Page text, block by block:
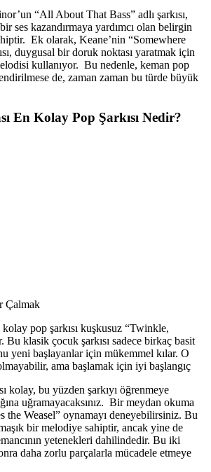
“All About That Bass” adlı şarkısı,
ses kazandırmaya yardımcı olan belirgin
Ek olarak, Keane’nin “Somewhere
duygusal bir doruk noktası yaratmak için
kullanıyor. Bu nedenle, keman pop
de, zaman zaman bu türde büyük
En Kolay Pop Şarkısı Nedir?
Çalmak
kolay pop şarkısı kuşkusuz “Twinkle,
Bu klasik çocuk şarkısı sadece birkaç basit
yeni başlayanlar için mükemmel kılar. O
ama başlamak için iyi başlangıç
kolay, bu yüzden şarkıyı öğrenmeye
uğramayacaksınız. Bir meydan okuma
the Weasel” oynamayı deneyebilirsiniz. Bu
bir melodiye sahiptir, ancak yine de
yetenekleri dahilindedir. Bu iki
daha zorlu parçalarla mücadele etmeye